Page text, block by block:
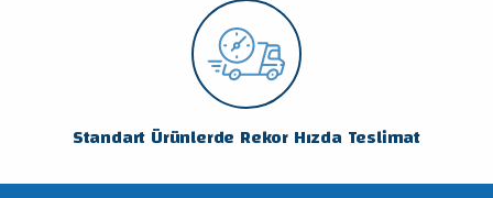
Standart Ürünlerde Rekor Hızda Teslimat